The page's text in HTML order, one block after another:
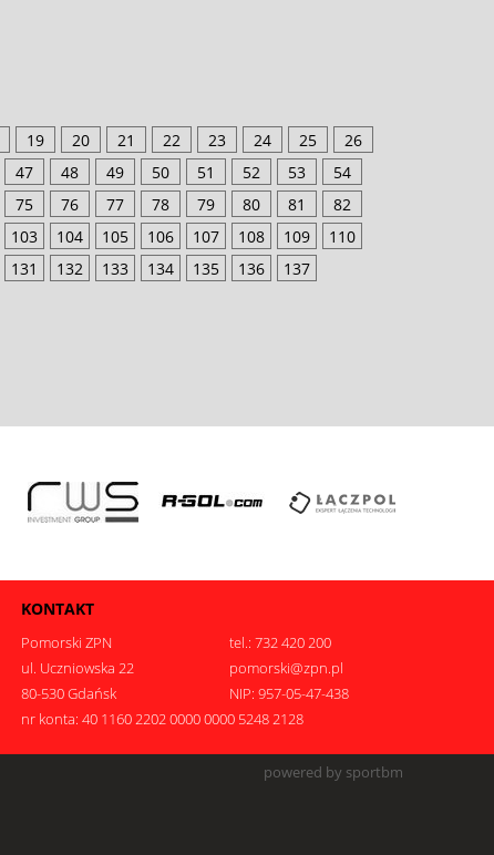
19 20 21 22 23 24 25
26
47 48 49 50 51 52 53
54
75 76 77 78 79 80 81
82
103 104 105 106 107 108 109
110
131 132 133 134 135 136
137
KONTAKT
Pomorski ZPN
tel.: 732 420 200
ul. Uczniowska 22
pomorski@zpn.pl
80-530 Gdańsk
NIP: 957-05-47-438
nr konta: 40 1160 2202 0000 0000 5248 2128
powered by sportbm